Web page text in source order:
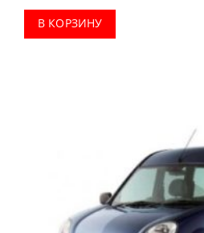
В КОРЗИНУ